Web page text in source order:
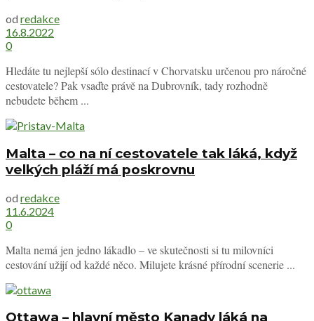
od redakce
16.8.2022
0
Hledáte tu nejlepší sólo destinací v Chorvatsku určenou pro náročné
cestovatele? Pak vsaďte právě na Dubrovník, tady rozhodně
nebudete během ...
Malta – co na ní cestovatele tak láká, když
velkých pláží má poskrovnu
od redakce
11.6.2024
0
Malta nemá jen jedno lákadlo – ve skutečnosti si tu milovníci
cestování užijí od každé něco. Milujete krásné přírodní scenerie ...
Ottawa – hlavní město Kanady láká na